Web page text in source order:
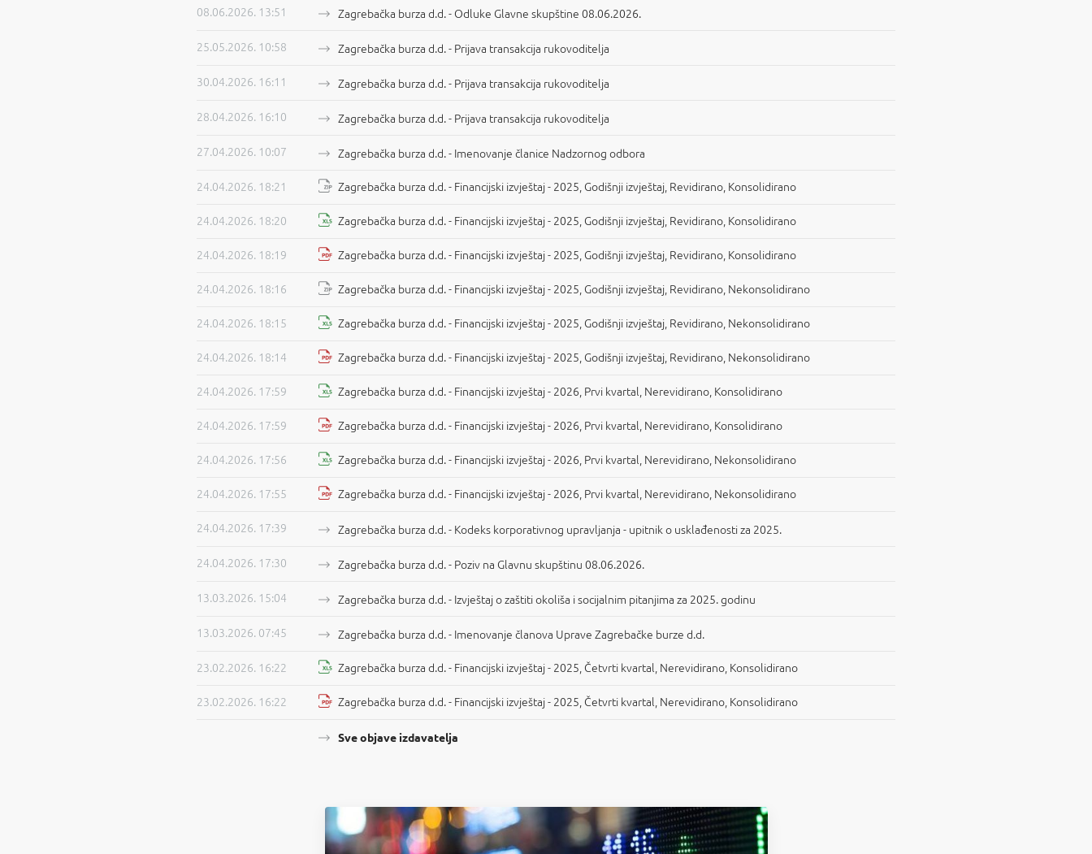
08.06.2026. 13:51 Zagrebačka burza d.d. - Odluke Glavne skupštine 08.06.2026.
25.05.2026. 10:58 Zagrebačka burza d.d. - Prijava transakcija rukovoditelja
30.04.2026. 16:11 Zagrebačka burza d.d. - Prijava transakcija rukovoditelja
28.04.2026. 16:10 Zagrebačka burza d.d. - Prijava transakcija rukovoditelja
27.04.2026. 10:07 Zagrebačka burza d.d. - Imenovanje članice Nadzornog odbora
24.04.2026. 18:21 Zagrebačka burza d.d. - Financijski izvještaj - 2025, Godišnji izvještaj, Revidirano, Konsolidirano
24.04.2026. 18:20 Zagrebačka burza d.d. - Financijski izvještaj - 2025, Godišnji izvještaj, Revidirano, Konsolidirano
24.04.2026. 18:19 Zagrebačka burza d.d. - Financijski izvještaj - 2025, Godišnji izvještaj, Revidirano, Konsolidirano
24.04.2026. 18:16 Zagrebačka burza d.d. - Financijski izvještaj - 2025, Godišnji izvještaj, Revidirano, Nekonsolidirano
24.04.2026. 18:15 Zagrebačka burza d.d. - Financijski izvještaj - 2025, Godišnji izvještaj, Revidirano, Nekonsolidirano
24.04.2026. 18:14 Zagrebačka burza d.d. - Financijski izvještaj - 2025, Godišnji izvještaj, Revidirano, Nekonsolidirano
24.04.2026. 17:59 Zagrebačka burza d.d. - Financijski izvještaj - 2026, Prvi kvartal, Nerevidirano, Konsolidirano
24.04.2026. 17:59 Zagrebačka burza d.d. - Financijski izvještaj - 2026, Prvi kvartal, Nerevidirano, Konsolidirano
24.04.2026. 17:56 Zagrebačka burza d.d. - Financijski izvještaj - 2026, Prvi kvartal, Nerevidirano, Nekonsolidirano
24.04.2026. 17:55 Zagrebačka burza d.d. - Financijski izvještaj - 2026, Prvi kvartal, Nerevidirano, Nekonsolidirano
24.04.2026. 17:39 Zagrebačka burza d.d. - Kodeks korporativnog upravljanja - upitnik o usklađenosti za 2025.
24.04.2026. 17:30 Zagrebačka burza d.d. - Poziv na Glavnu skupštinu 08.06.2026.
13.03.2026. 15:04 Zagrebačka burza d.d. - Izvještaj o zaštiti okoliša i socijalnim pitanjima za 2025. godinu
13.03.2026. 07:45 Zagrebačka burza d.d. - Imenovanje članova Uprave Zagrebačke burze d.d.
23.02.2026. 16:22 Zagrebačka burza d.d. - Financijski izvještaj - 2025, Četvrti kvartal, Nerevidirano, Konsolidirano
23.02.2026. 16:22 Zagrebačka burza d.d. - Financijski izvještaj - 2025, Četvrti kvartal, Nerevidirano, Konsolidirano
Sve objave izdavatelja